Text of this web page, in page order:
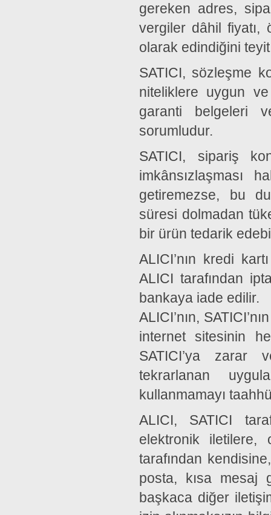
gereken adres,
vergiler dâhil
olarak edindiğini
SATICI, sözleşme
niteliklere uygun
garanti belgeleri
sorumludur.
SATICI, sipariş
imkânsızlaşması
getiremezse, bu
süresi dolmadan
bir ürün tedarik
ALICI’nın kredi
ALICI tarafından
bankaya iade edilir.
ALICI’nın,
internet sitesinin
SATICI’ya zarar
tekrarlanan
kullanmamayı
ALICI, SATICI
elektronik iletilere,
tarafından
posta, kısa mesaj
başkaca diğer